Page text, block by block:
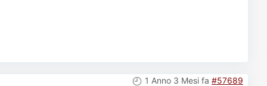
1 Anno 3 Mesi fa #57689